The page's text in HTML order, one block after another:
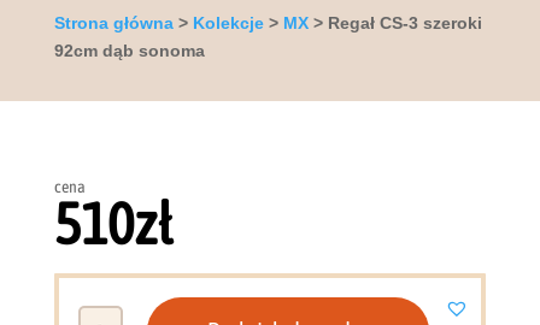
Strona główna> Kolekcje> MX> Regał CS-3 szeroki
92cm dąb sonoma
cena
510zł